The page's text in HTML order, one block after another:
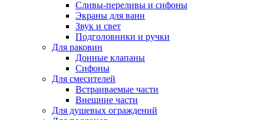
Сливы-переливы и сифоны
Экраны для ванн
Звук и свет
Подголовники и ручки
Для раковин
Донные клапаны
Сифоны
Для смесителей
Встраиваемые части
Внешние части
Для душевых ограждений